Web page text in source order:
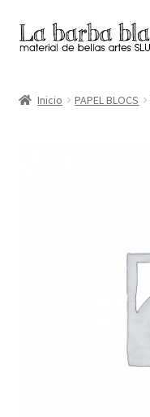
Ir
a
navegación
Ir
al
Inicio PAPEL BLOCS